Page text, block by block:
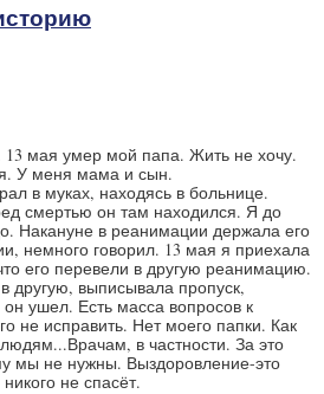
13 мая умер мой папа. Жить не хочу.
У меня мама и сын.
в муках, находясь в больнице.
смертью он там находился. Я до
Накануне в реанимации держала его
немного говорил. 13 мая я приехала
его перевели в другую реанимацию.
другую, выписывала пропуск,
ушел. Есть масса вопросов к
не исправить. Нет моего папки. Как
в частности. За это
мы не нужны. Выздоровление-это
не спасёт.